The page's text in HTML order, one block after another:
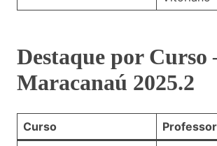
Destaque por Curso
Maracanaú 2025.2
Curso Professor